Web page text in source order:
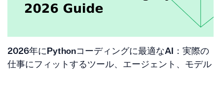
2026年にPythonコーディングに最適なAI：実際の
仕事にフィットするツール、エージェント、モデル